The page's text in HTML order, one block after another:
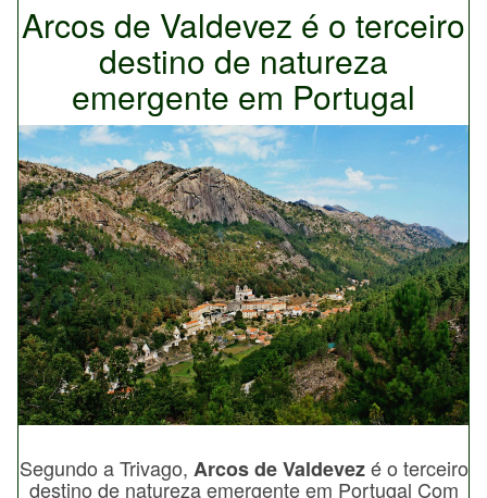
Arcos de Valdevez é o terceiro
destino de natureza
emergente em Portugal
Segundo a Trivago, Arcos de Valdevezé o terceiro
destino de natureza emergente em Portugal Com